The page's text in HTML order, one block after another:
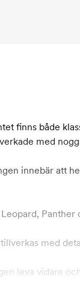
finns både
med
innebär att
Panther
med
leva vidare